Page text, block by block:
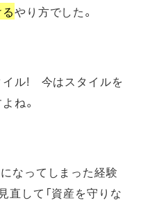
やり方でした。
イル! 今はスタイルを
ね。
なってしまった経験
直して「資産を守りな